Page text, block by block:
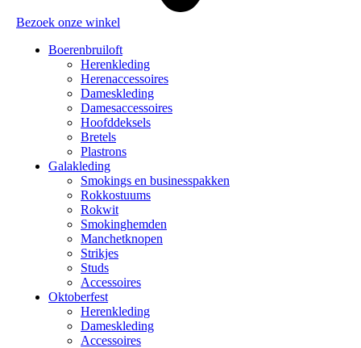
Bezoek onze winkel
Boerenbruiloft
Herenkleding
Herenaccessoires
Dameskleding
Damesaccessoires
Hoofddeksels
Bretels
Plastrons
Galakleding
Smokings en businesspakken
Rokkostuums
Rokwit
Smokinghemden
Manchetknopen
Strikjes
Studs
Accessoires
Oktoberfest
Herenkleding
Dameskleding
Accessoires